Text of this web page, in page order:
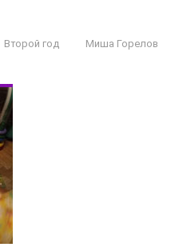
Второй год Миша Горелов